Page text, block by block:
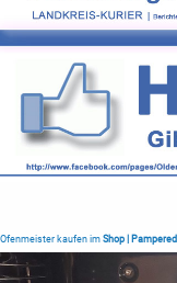
Ofenmeister kaufen im Shop |